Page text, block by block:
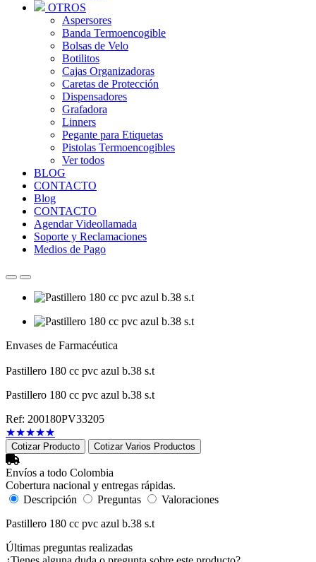
OTROS
Aspersores
Banda Termoencogible
Bolsas de Velo
Botilitos
Cajas Organizadoras
Caretas de Protección
Dispensadores
Grafadora
Linners
Pegante para Etiquetas
Pistolas Termoencogibles
Ver todos
BLOG
CONTACTO
Blog
CONTACTO
Agendar Videollamada
Soporte y Reclamaciones
Medios de Pago
Envases de Farmacéutica
Pastillero 180 cc pvc azul b.38 s.t
Pastillero 180 cc pvc azul b.38 s.t
Ref: 200180PV33205
★★★★★
Cotizar Producto Cotizar Varios Productos
Envíos a todo Colombia
Cobertura nacional y entregas rápidas.
Descripción
Preguntas
Valoraciones
Pastillero 180 cc pvc azul b.38 s.t
Últimas preguntas realizadas